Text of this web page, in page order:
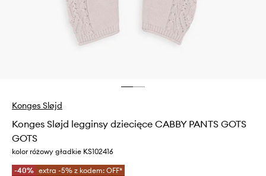
Konges Sløjd
Konges Sløjd legginsy dziecięce CABBY PANTS GOTS
GOTS
kolor różowy gładkie KS102416
-40% extra -5% z kodem: OFF*